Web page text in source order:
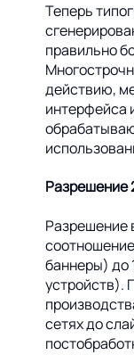
Теперь
правильно
действию,
интерфейса
Разрешение
Разрешение
баннеры) до
устройств).
сетях до